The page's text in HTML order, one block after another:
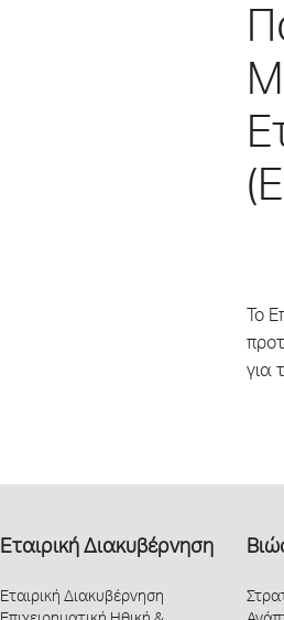
Το
για
Εταιρική Διακυβέρνηση
Εταιρική Διακυβέρνηση